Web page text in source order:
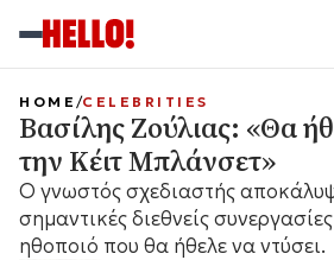
HOME CELEBRITIES
Βασίλης Ζούλιας: «Θα
την Κέιτ Μπλάνσετ»
Ο γνωστός σχεδιαστής
σημαντικές διεθνείς
ηθοποιό που θα ήθελε να ντύσει.